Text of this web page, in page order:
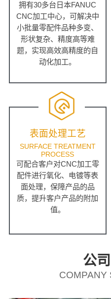
拥有30多台日本FANUC
CNC加工中心，可解决中
小批量零配件品种多变、
形状复杂、精度高等难
题，实现高效高精度的自
动化加工。
表面处理工艺
SURFACE TREATMENT
PROCESS
可配合客户对CNC加工零
配件进行氧化、电镀等表
面处理，保障产品的品
质，提升客户产品的附加
值。
公
COMPANY